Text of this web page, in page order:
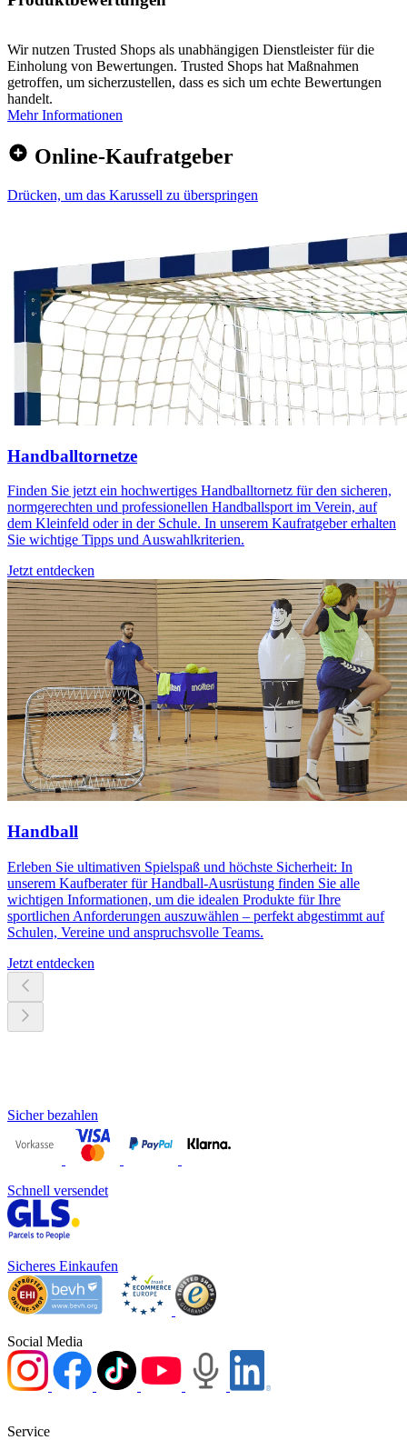
Wir nutzen Trusted Shops als unabhängigen Dienstleister für die
Einholung von Bewertungen. Trusted Shops hat Maßnahmen
getroffen, um sicherzustellen, dass es sich um echte Bewertungen
handelt.
Mehr Informationen
Online-Kaufratgeber
Drücken, um das Karussell zu überspringen
Handballtornetze
Finden Sie jetzt ein hochwertiges Handballtornetz für den sicheren,
normgerechten und professionellen Handballsport im Verein, auf
dem Kleinfeld oder in der Schule. In unserem Kaufratgeber erhalten
Sie wichtige Tipps und Auswahlkriterien.
Jetzt entdecken
Handball
Erleben Sie ultimativen Spielspaß und höchste Sicherheit: In
unserem Kaufberater für Handball-Ausrüstung finden Sie alle
wichtigen Informationen, um die idealen Produkte für Ihre
sportlichen Anforderungen auszuwählen – perfekt abgestimmt auf
Schulen, Vereine und anspruchsvolle Teams.
Jetzt entdecken
Sicher bezahlen
Schnell versendet
Sicheres Einkaufen
Social Media
Service